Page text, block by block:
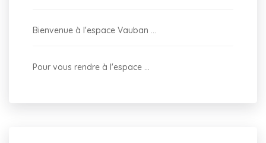
Bienvenue à l'espace Vauban ...
Pour vous rendre à l'espace ...